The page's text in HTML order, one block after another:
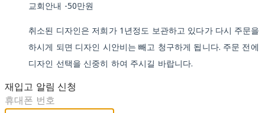
교회안내 -50만원
취소된 디자인은 저희가 1년정도 보관하고 있다가 다시 주문을
하시게 되면 디자인 시안비는 빼고 청구하게 됩니다. 주문 전에
디자인 선택을 신중히 하여 주시길 바랍니다.
재입고 알림 신청
휴대폰 번호